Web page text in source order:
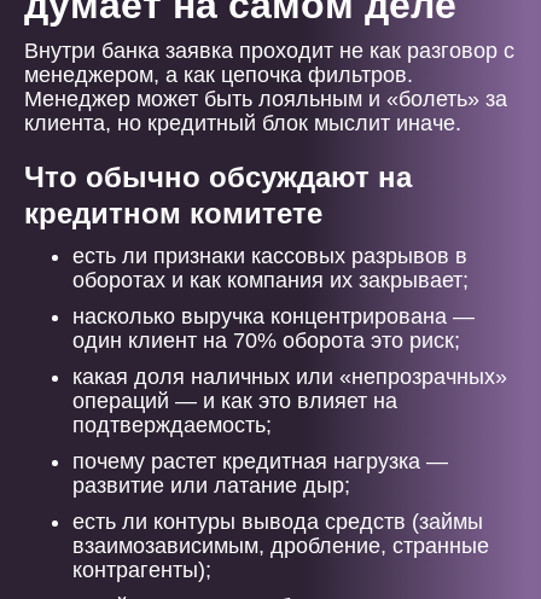
Внутри банка заявка проходит не как разговор с
менеджером, а как цепочка фильтров.
Менеджер может быть лояльным и «болеть» за
клиента, но кредитный блок мыслит иначе.
Что обычно обсуждают на
кредитном комитете
есть ли признаки кассовых разрывов в
оборотах и как компания их закрывает;
насколько выручка концентрирована —
один клиент на 70% оборота это риск;
какая доля наличных или «непрозрачных»
операций — и как это влияет на
подтверждаемость;
почему растет кредитная нагрузка —
развитие или латание дыр;
есть ли контуры вывода средств (займы
взаимозависимым, дробление, странные
контрагенты);